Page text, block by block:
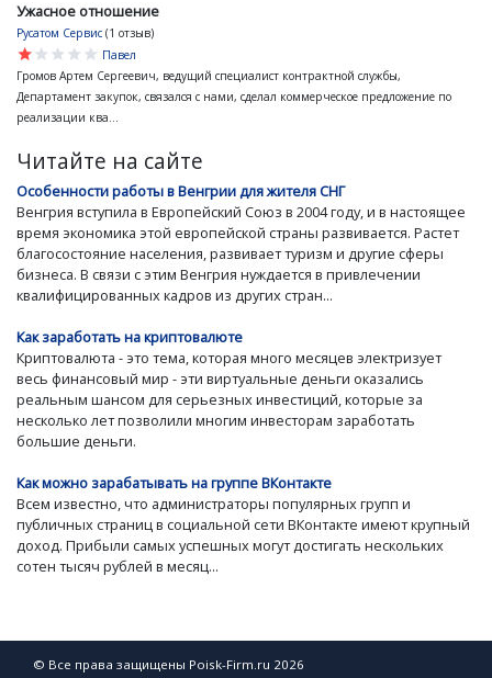
Ужасное отношение
Русатом Сервис (1 отзыв)
star
star
star
star
star
Павел
Громов Артем Сергеевич, ведущий специалист контрактной службы,
Департамент закупок, связался с нами, сделал коммерческое предложение по
реализации ква...
Читайте на сайте
Особенности работы в Венгрии для жителя СНГ
Венгрия вступила в Европейский Союз в 2004 году, и в настоящее
время экономика этой европейской страны развивается. Растет
благосостояние населения, развивает туризм и другие сферы
бизнеса. В связи с этим Венгрия нуждается в привлечении
квалифицированных кадров из других стран...
Как заработать на криптовалюте
Криптовалюта - это тема, которая много месяцев электризует
весь финансовый мир - эти виртуальные деньги оказались
реальным шансом для серьезных инвестиций, которые за
несколько лет позволили многим инвесторам заработать
большие деньги.
Как можно зарабатывать на группе ВКонтакте
Всем известно, что администраторы популярных групп и
публичных страниц в социальной сети ВКонтакте имеют крупный
доход. Прибыли самых успешных могут достигать нескольких
сотен тысяч рублей в месяц...
© Все права защищены Poisk-Firm.ru 2026